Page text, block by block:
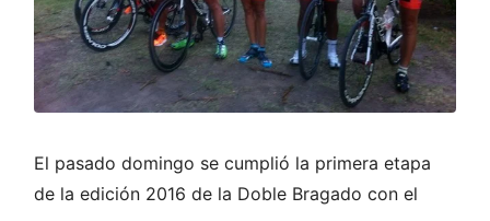
El pasado domingo se cumplió la primera etapa
de la edición 2016 de la Doble Bragado con el